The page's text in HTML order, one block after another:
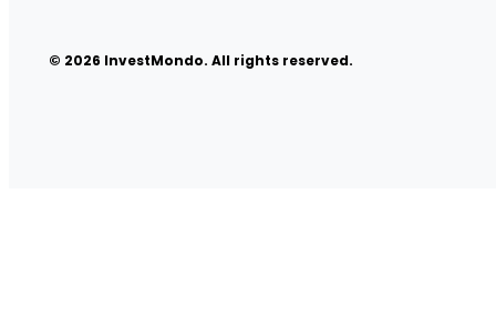
© 2026 InvestMondo. All rights reserved.